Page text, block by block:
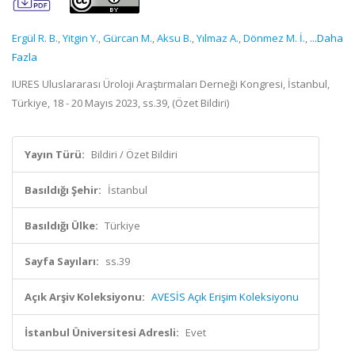
Ergül R. B.,Yitgin Y.,Gürcan M.,Aksu B.,Yılmaz A.,Dönmez M. İ., ...Daha
Fazla
IURES Uluslararası Üroloji Araştırmaları Derneği Kongresi, İstanbul,
Türkiye, 18 - 20 Mayıs 2023, ss.39, (Özet Bildiri)
Yayın Türü: Bildiri / Özet Bildiri
Basıldığı Şehir: İstanbul
Basıldığı Ülke: Türkiye
Sayfa Sayıları: ss.39
Açık Arşiv Koleksiyonu: AVESİS Açık Erişim Koleksiyonu
İstanbul Üniversitesi Adresli: Evet